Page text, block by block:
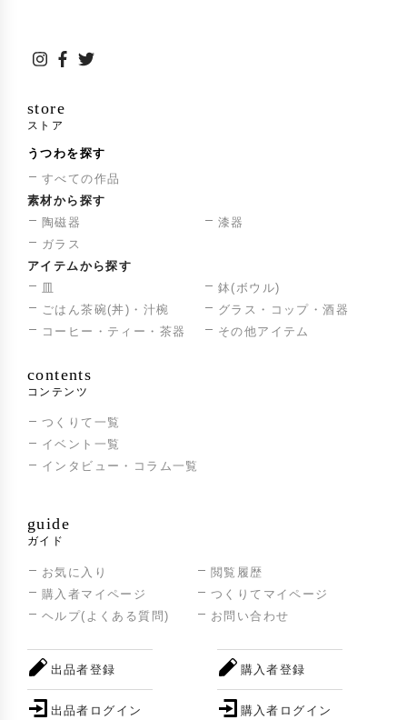
store
ストア
うつわを探す
すべての作品
素材から探す
陶磁器
漆器
ガラス
アイテムから探す
皿
鉢(ボウル)
ごはん茶碗(丼)・汁椀
グラス・コップ・酒器
コーヒー・ティー・茶器
その他アイテム
contents
コンテンツ
つくりて一覧
イベント一覧
インタビュー・コラム一覧
guide
ガイド
お気に入り
閲覧履歴
購入者マイページ
つくりてマイページ
ヘルプ(よくある質問)
お問い合わせ
出品者登録
出品者ログイン
購入者登録
購入者ログイン